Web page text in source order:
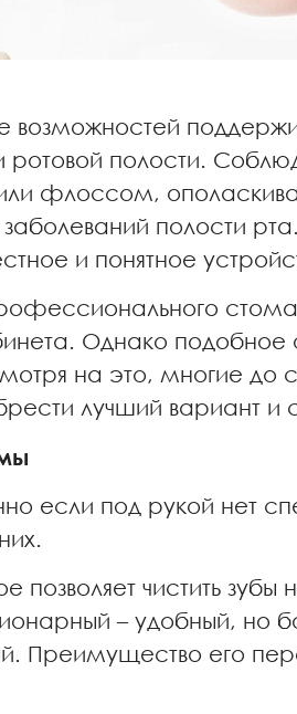
возможностей
ротовой полости.
флоссом,
заболеваний полости
и понятное
Однако
на это, многие до
лучший вариант и
если под рукой нет
позволяет чистить
– удобный, но
Преимущество его